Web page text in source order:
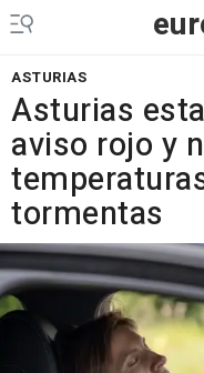
ASTURIAS
Asturias
aviso rojo y
tormentas